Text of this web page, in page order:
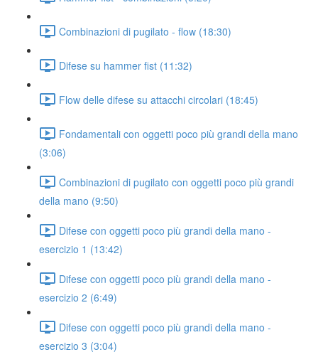
Combinazioni di pugilato - flow (18:30)
Difese su hammer fist (11:32)
Flow delle difese su attacchi circolari (18:45)
Fondamentali con oggetti poco più grandi della mano
(3:06)
Combinazioni di pugilato con oggetti poco più grandi
della mano (9:50)
Difese con oggetti poco più grandi della mano -
esercizio 1 (13:42)
Difese con oggetti poco più grandi della mano -
esercizio 2 (6:49)
Difese con oggetti poco più grandi della mano -
esercizio 3 (3:04)